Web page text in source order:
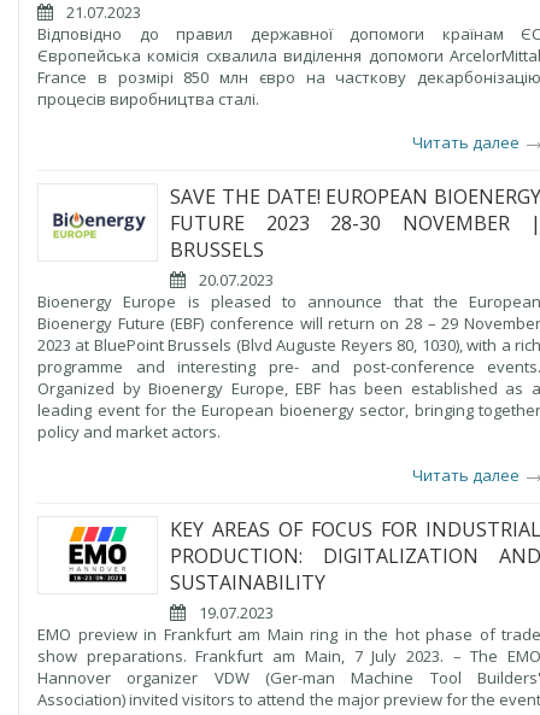
21.07.2023
Відповідно до правил державної допомоги країнам ЄС
Європейська комісія схвалила виділення допомоги ArcelorMittal
France в розмірі 850 млн євро на часткову декарбонізацію
процесів виробництва сталі.
Читать далее
SAVE THE DATE! EUROPEAN BIOENERGY
FUTURE 2023 28-30 NOVEMBER |
BRUSSELS
20.07.2023
Bioenergy Europe is pleased to announce that the European
Bioenergy Future (EBF) conference will return on 28 – 29 November
2023 at BluePoint Brussels (Blvd Auguste Reyers 80, 1030), with a rich
programme and interesting pre- and post-conference events.
Organized by Bioenergy Europe, EBF has been established as a
leading event for the European bioenergy sector, bringing together
policy and market actors.
Читать далее
KEY AREAS OF FOCUS FOR INDUSTRIAL
PRODUCTION: DIGITALIZATION AND
SUSTAINABILITY
19.07.2023
EMO preview in Frankfurt am Main ring in the hot phase of trade
show preparations. Frankfurt am Main, 7 July 2023. – The EMO
Hannover organizer VDW (Ger-man Machine Tool Builders'
Association) invited visitors to attend the major preview for the event